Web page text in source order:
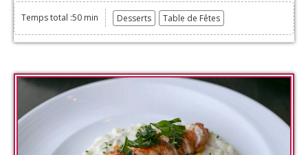
Temps total :50 min Desserts Table de Fêtes